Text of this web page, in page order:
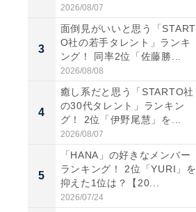
2026/08/07
3
面倒見がいいと思う「START
O社の若手タレント」ランキ
ング！ 同率2位「佐藤勝...
2026/08/08
4
癒し系だと思う「STARTO社
の30代タレント」ランキン
グ！ 2位「伊野尾慧」を...
2026/08/07
5
「HANA」の好きなメンバー
ランキング！ 2位「YURI」を
抑えた1位は？【20...
2026/07/24